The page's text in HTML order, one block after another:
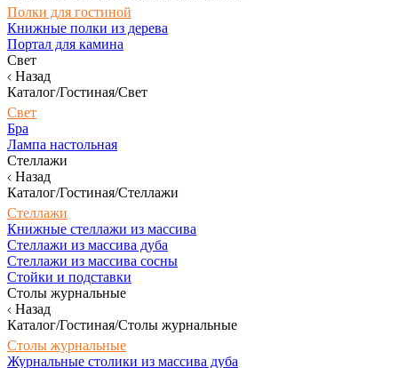
Полки для гостиной
Книжные полки из дерева
Портал для камина
Свет
Назад
Каталог/Гостиная/Свет
Свет
Бра
Лампа настольная
Стеллажи
Назад
Каталог/Гостиная/Стеллажи
Стеллажи
Книжные стеллажи из массива
Стеллажи из массива дуба
Стеллажи из массива сосны
Стойки и подставки
Столы журнальные
Назад
Каталог/Гостиная/Столы журнальные
Столы журнальные
Журнальные столики из массива дуба